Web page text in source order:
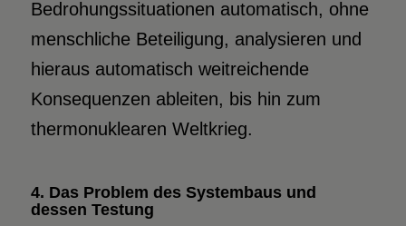
Bedrohungssituationen automatisch, ohne
menschliche Beteiligung, analysieren und
hieraus automatisch weitreichende
Konsequenzen ableiten, bis hin zum
thermonuklearen Weltkrieg.
4. Das Problem des Systembaus und
dessen Testung